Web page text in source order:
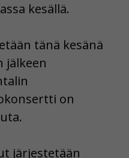
kesällä.
tänä kesänä
jälkeen
on
järjestetään